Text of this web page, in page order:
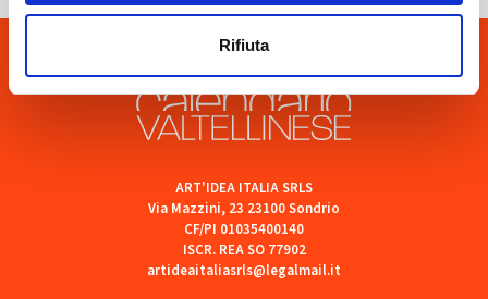
Rifiuta
ART'IDEA ITALIA SRLS
Via Mazzini, 23 23100 Sondrio
CF/PI 01035400140
ISCR. REA SO 77902
artideaitaliasrls@legalmail.it